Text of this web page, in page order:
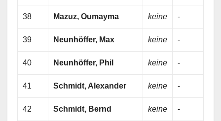
38 Mazuz, Oumayma keine -
39 Neunhöffer, Max keine -
40 Neunhöffer, Phil keine -
41 Schmidt, Alexander keine -
42 Schmidt, Bernd keine -